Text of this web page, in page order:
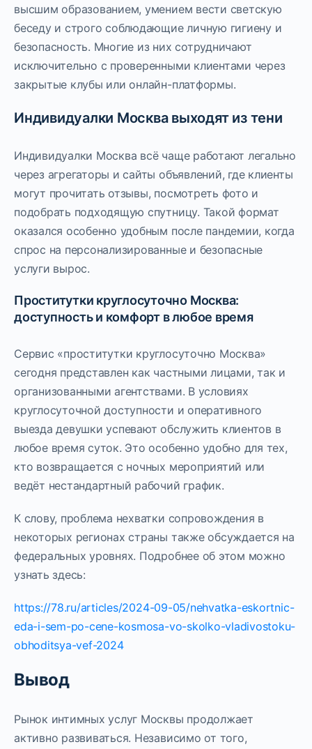
высшим образованием, умением вести светскую
беседу и строго соблюдающие личную гигиену и
безопасность. Многие из них сотрудничают
исключительно с проверенными клиентами через
закрытые клубы или онлайн-платформы.
Индивидуалки Москва выходят из тени
Индивидуалки Москва всё чаще работают легально
через агрегаторы и сайты объявлений, где клиенты
могут прочитать отзывы, посмотреть фото и
подобрать подходящую спутницу. Такой формат
оказался особенно удобным после пандемии, когда
спрос на персонализированные и безопасные
услуги вырос.
Проститутки круглосуточно Москва:
доступность и комфорт в любое время
Сервис «проститутки круглосуточно Москва»
сегодня представлен как частными лицами, так и
организованными агентствами. В условиях
круглосуточной доступности и оперативного
выезда девушки успевают обслужить клиентов в
любое время суток. Это особенно удобно для тех,
кто возвращается с ночных мероприятий или
ведёт нестандартный рабочий график.
К слову, проблема нехватки сопровождения в
некоторых регионах страны также обсуждается на
федеральных уровнях. Подробнее об этом можно
узнать здесь:
https://78.ru/articles/2024-09-05/nehvatka-eskortnic-
eda-i-sem-po-cene-kosmosa-vo-skolko-vladivostoku-
obhoditsya-vef-2024
Вывод
Рынок интимных услуг Москвы продолжает
активно развиваться. Независимо от того,